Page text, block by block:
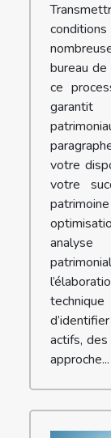
bureau
ce
votre
votre
actifs,
approche...